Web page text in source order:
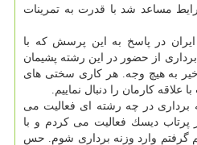
مساعد شد با قدرت به تمرینات
87 كیلوگرم ایران در پاسخ به این پرسش كه با
از حضور در این رشته پشیمان
به هیچ وجه. هر كاری سختی های
كارمان را دنبال نماییم.
برداری در چه رشته ای فعالیت می
پرتاب دیسك فعالیت می كردم و با
گرفتم وارد وزنه برداری شوم. حس